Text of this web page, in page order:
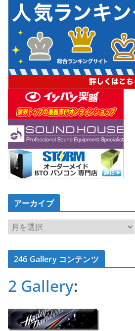
アーカイブ
ア
ー
カ
イ246 Gallery コンテンツ
2 Gallery: